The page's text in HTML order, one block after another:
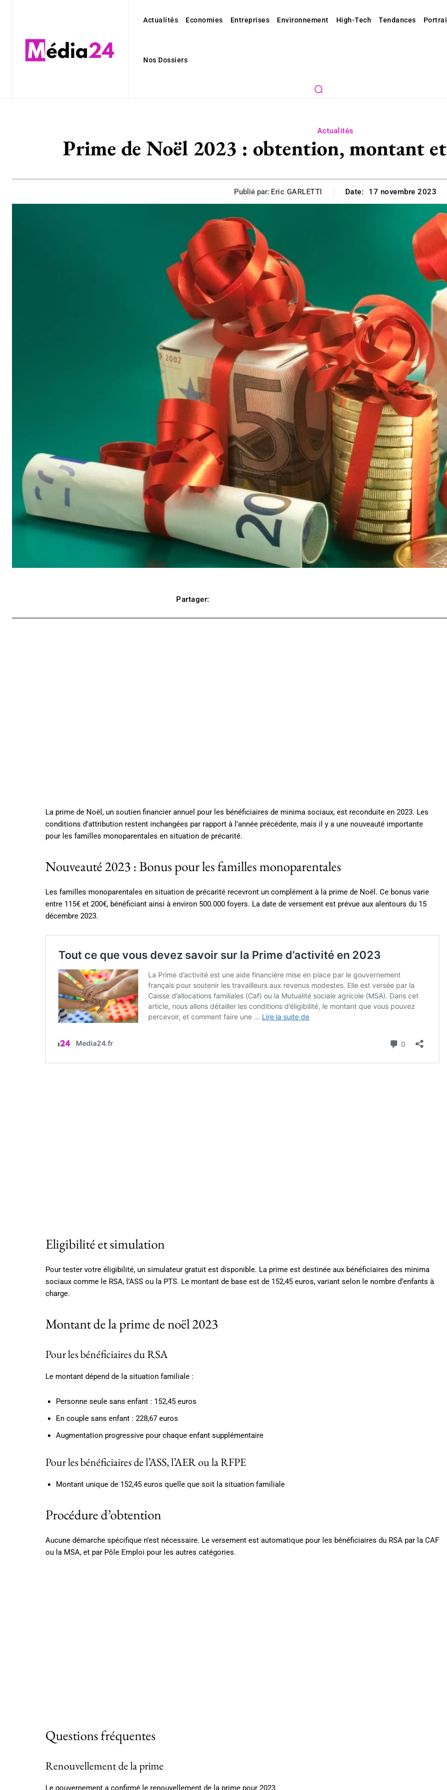
Actualités Economies Entreprises Environnement High-Tech Tendances
Nos Dossiers
Actualités
Prime de Noël 2023 : obtention, montant
Publié par: Eric GARLETTI Date: 17 novembre 2023
Partager:
La prime de Noël, un soutien financier annuel pour les bénéficiaires de minima sociaux, est reconduite en 2023. Les
conditions d’attribution restent inchangées par rapport à l’année précédente, mais il y a une nouveauté importante
pour les familles monoparentales en situation de précarité.
Nouveauté 2023 : Bonus pour les familles monoparentales
Les familles monoparentales en situation de précarité recevront un complément à la prime de Noël. Ce bonus varie
entre 115€ et 200€, bénéficiant ainsi à environ 500.000 foyers. La date de versement est prévue aux alentours du 15
décembre 2023.
Eligibilité et simulation
Pour tester votre éligibilité, un simulateur gratuit est disponible. La prime est destinée aux bénéficiaires des minima
sociaux comme le RSA, l’ASS ou la PTS. Le montant de base est de 152,45 euros, variant selon le nombre d’enfants à
charge.
Montant de la prime de noël 2023
Pour les bénéficiaires du RSA
Le montant dépend de la situation familiale :
Personne seule sans enfant : 152,45 euros
En couple sans enfant : 228,67 euros
Augmentation progressive pour chaque enfant supplémentaire
Pour les bénéficiaires de l’ASS, l’AER ou la RFPE
Montant unique de 152,45 euros quelle que soit la situation familiale
Procédure d’obtention
Aucune démarche spécifique n’est nécessaire. Le versement est automatique pour les bénéficiaires du RSA par la CAF
ou la MSA, et par Pôle Emploi pour les autres catégories.
Questions fréquentes
Renouvellement de la prime
Le gouvernement a confirmé le renouvellement de la prime pour 2023.